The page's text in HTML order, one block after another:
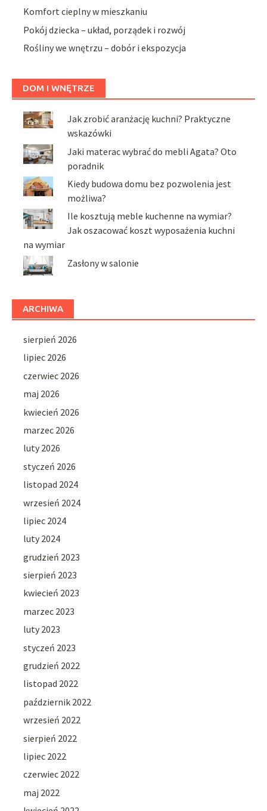
Komfort cieplny w mieszkaniu
Pokój dziecka – układ, porządek i rozwój
Rośliny we wnętrzu – dobór i ekspozycja
DOM I WNĘTRZE
Jak zrobić aranżację kuchni? Praktyczne
wskazówki
Jaki materac wybrać do mebli Agata? Oto
poradnik
Kiedy budowa domu bez pozwolenia jest
możliwa?
Ile kosztują meble kuchenne na wymiar?
Jak oszacować koszt wyposażenia kuchni
na wymiar
Zasłony w salonie
ARCHIWA
sierpień 2026
lipiec 2026
czerwiec 2026
maj 2026
kwiecień 2026
marzec 2026
luty 2026
styczeń 2026
listopad 2024
wrzesień 2024
lipiec 2024
luty 2024
grudzień 2023
sierpień 2023
kwiecień 2023
marzec 2023
luty 2023
styczeń 2023
grudzień 2022
listopad 2022
październik 2022
wrzesień 2022
sierpień 2022
lipiec 2022
czerwiec 2022
maj 2022